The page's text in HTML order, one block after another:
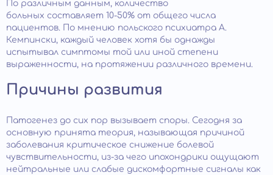
По различным данным, количество
больных составляет 10-50% от общего числа
пациентов. По мнению польского психиатра А.
Кемпински, каждый человек хотя бы однажды
испытывал симптомы той или иной степени
выраженности, на протяжении различного времени.
Причины развития
Патогенез до сих пор вызывает споры. Сегодня за
основную принята теория, называющая причиной
заболевания критическое снижение болевой
чувствительности, из-за чего ипохондрики ощущают
нейтральные или слабые дискомфортные сигналы как